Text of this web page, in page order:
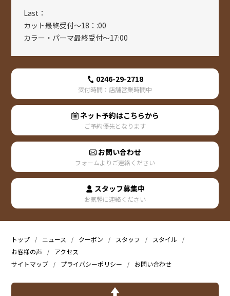
Last：
カット最終受付～18：:00
カラー・パーマ最終受付～17:00
0246-29-2718
受付時間：店舗営業時間中
ネット予約はこちらから
ご予約優先となります
お問い合わせ
フォームよりご連絡ください
スタッフ募集中
お気軽に連絡ください
トップ ニュース クーポン スタッフ
スタイル
お客様の声
アクセス
サイトマップ
プライバシーポリシー お問い合わせ